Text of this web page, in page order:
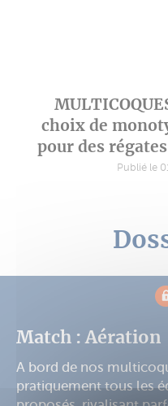
choix de
pour des
Publié le
Match : Aération
A bord de nos
pratiquement tous les